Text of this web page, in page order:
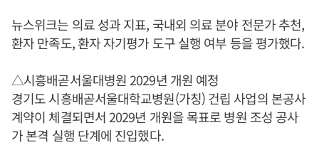
뉴스위크는 의료 성과 지표, 국내외 의료 분야 전문가 추천,
환자 만족도, 환자 자기평가 도구 실행 여부 등을 평가했다.
△시흥배곧서울대병원 2029년 개원 예정
경기도 시흥배곧서울대학교병원(가칭) 건립 사업의 본공사
계약이 체결되면서 2029년 개원을 목표로 병원 조성 공사
가 본격 실행 단계에 진입했다.